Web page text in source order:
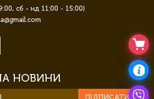
сб - нд 11:00 - 15:00)
НОВИНИ
ПІДПИСАТИСЯ